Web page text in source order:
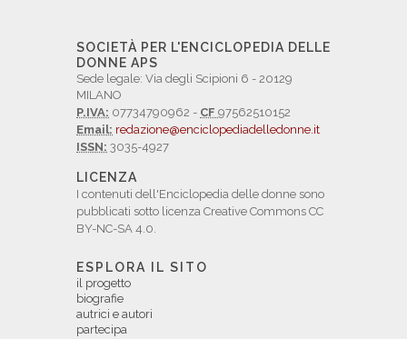
SOCIETÀ PER L'ENCICLOPEDIA DELLE
DONNE APS
Sede legale: Via degli Scipioni 6 - 20129
MILANO
P.IVA: 07734790962 - CF 97562510152
Email: redazione@enciclopediadelledonne.it
ISSN: 3035-4927
LICENZA
I contenuti dell'Enciclopedia delle donne sono
pubblicati sotto licenza Creative Commons CC
BY-NC-SA 4.0.
ESPLORA IL SITO
il progetto
biografie
autrici e autori
partecipa